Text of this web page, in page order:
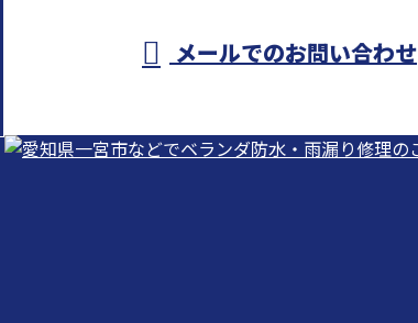
メールでのお問い合わせ